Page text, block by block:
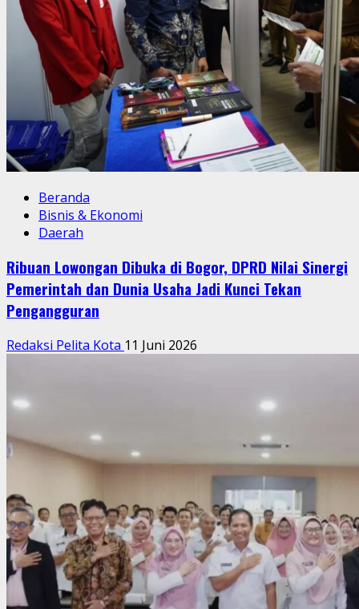
Beranda
Bisnis & Ekonomi
Daerah
Ribuan Lowongan Dibuka di Bogor, DPRD Nilai Sinergi
Pemerintah dan Dunia Usaha Jadi Kunci Tekan
Pengangguran
Redaksi Pelita Kota 11 Juni 2026